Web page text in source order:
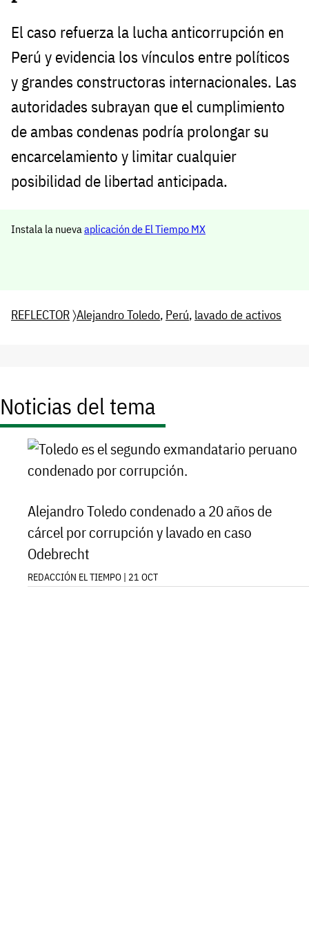
El caso refuerza la lucha anticorrupción en
Perú y evidencia los vínculos entre políticos
y grandes constructoras internacionales. Las
autoridades subrayan que el cumplimiento
de ambas condenas podría prolongar su
encarcelamiento y limitar cualquier
posibilidad de libertad anticipada.
Instala la nuevaaplicación de El Tiempo MX
REFLECTOR〉Alejandro Toledo, Perú, lavado de activos
Noticias del tema
Alejandro Toledo condenado a 20 años de
cárcel por corrupción y lavado en caso
Odebrecht
REDACCIÓN EL TIEMPO | 21 OCT